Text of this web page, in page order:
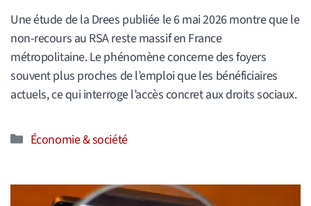
Une étude de la Drees publiée le 6 mai 2026 montre que le
non-recours au RSA reste massif en France
métropolitaine. Le phénomène concerne des foyers
souvent plus proches de l’emploi que les bénéficiaires
actuels, ce qui interroge l’accès concret aux droits sociaux.
Catégories
Économie & société